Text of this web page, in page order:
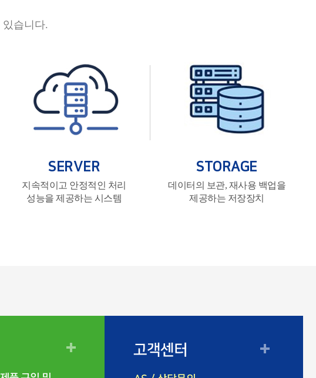
습니다.
SERVER
지속적이고 안정적인 처리
성능을 제공하는 시스템
STORAGE
데이터의 보관, 재사용 백업을
제공하는 저장장치